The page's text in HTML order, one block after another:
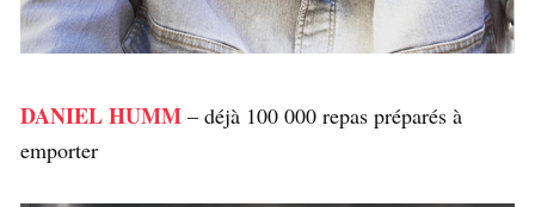
DANIEL HUMM – déjà 100 000 repas préparés à
emporter